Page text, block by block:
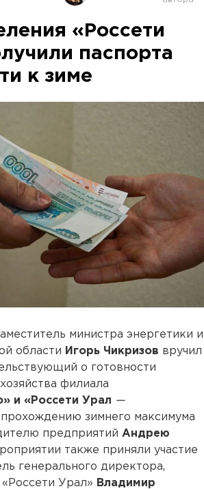
«Россети
паспорта
к зиме
министра энергетики и
области Игорь Чикризов вручил
о готовности
филиала
и «Россети Урал —
зимнего максимума
предприятий Андрею
также приняли участие
генерального директора,
Урал» Владимир